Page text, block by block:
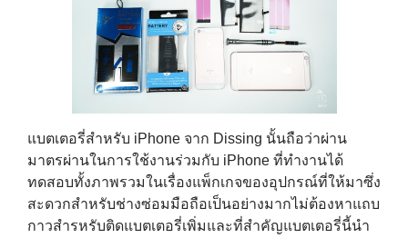
แบตเตอรี่สำหรับ iPhone จาก Dissing นั้นถือว่าผ่าน
มาตรผ่านในการใช้งานร่วมกับ iPhone ที่ทำงานได้
ทดสอบทั้งภาพรวมในเรื่องแพ็กเกจของอุปกรณ์ที่ให้มาซึ่ง
สะดวกสำหรับช่างซ่อมมือถือเป็นอย่างมากไม่ต้องหาแถบ
กาวสำรหรับติดแบตเตอรี่เพิ่มและที่สำคัญแบตเตอรี่นี้นำ